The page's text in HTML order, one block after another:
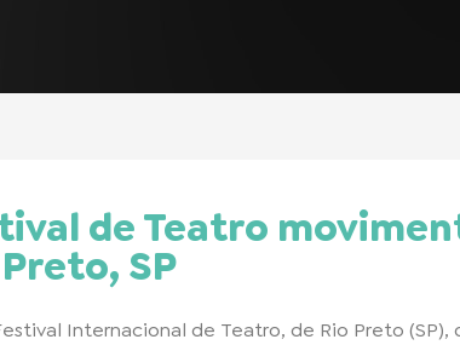
de Teatro
SP
Internacional de Teatro, de Rio Preto